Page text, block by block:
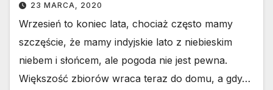
23 MARCA, 2020
Wrzesień to koniec lata, chociaż często mamy
szczęście, że mamy indyjskie lato z niebieskim
niebem i słońcem, ale pogoda nie jest pewna.
Większość zbiorów wraca teraz do domu, a gdy…